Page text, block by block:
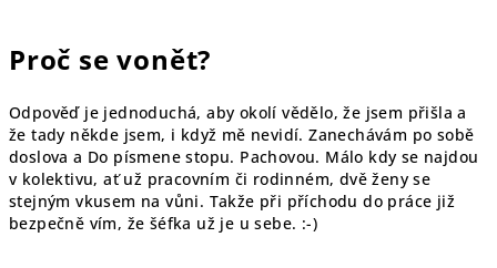
Proč se vonět?
Odpověď je jednoduchá, aby okolí vědělo, že jsem přišla a
že tady někde jsem, i když mě nevidí. Zanechávám po sobě
doslova a Do písmene stopu. Pachovou. Málo kdy se najdou
v kolektivu, ať už pracovním či rodinném, dvě ženy se
stejným vkusem na vůni. Takže při příchodu do práce již
bezpečně vím, že šéfka už je u sebe. :-)